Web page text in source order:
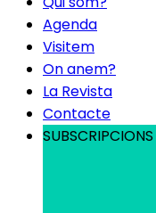
Agenda
Visitem
On anem?
La Revista
Contacte
SUBSCRIPCIONS